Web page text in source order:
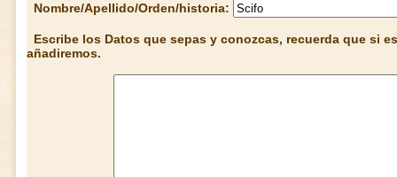
Nombre/Apellido/Orden/historia:
Escribe los Datos que sepas y conozcas, recuerda que si
añadiremos.